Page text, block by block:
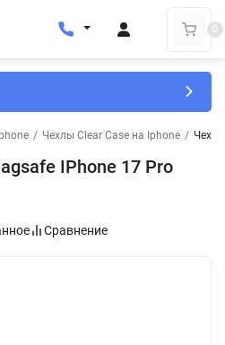
0
/ Чехлы Clear Case на Iphone /
IPhone 17 Pro
Сравнение